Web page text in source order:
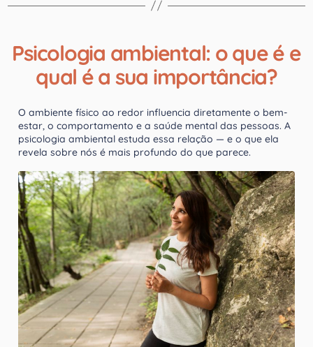
Psicologia ambiental: o que é e
qual é a sua importância?
O ambiente físico ao redor influencia diretamente o bem-
estar, o comportamento e a saúde mental das pessoas. A
psicologia ambiental estuda essa relação — e o que ela
revela sobre nós é mais profundo do que parece.